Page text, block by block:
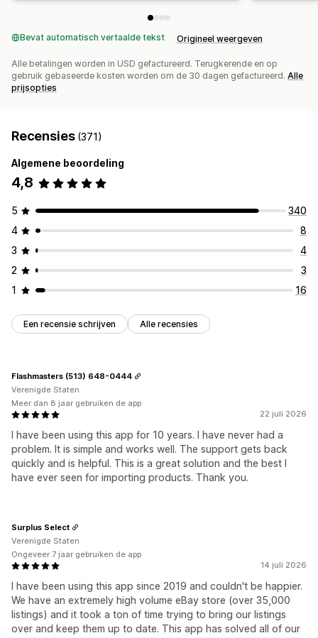
Bevat automatisch vertaalde tekst Origineel weergeven
Alle betalingen worden in USD gefactureerd. Terugkerende en op
gebruik gebaseerde kosten worden om de 30 dagen gefactureerd. Alle
prijsopties
Recensies (371)
Algemene beoordeling
4,8
5
340
4
8
3
4
2
3
1
16
Een recensie schrijven Alle recensies
22 juli 2026
I have been using this app for 10 years. I have never had a
problem. It is simple and works well. The support gets back
quickly and is helpful. This is a great solution and the best I
have ever seen for importing products. Thank you.
Flashmasters (513) 648-0444
Verenigde Staten
Meer dan 8 jaar gebruiken de app
14 juli 2026
I have been using this app since 2019 and couldn't be happier.
We have an extremely high volume eBay store (over 35,000
listings) and it took a ton of time trying to bring our listings
over and keep them up to date. This app has solved all of our
Surplus Select
Verenigde Staten
Ongeveer 7 jaar gebruiken de app